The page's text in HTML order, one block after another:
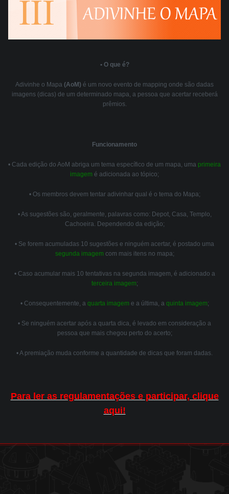
• O que é?
Adivinhe o Mapa (AoM) é um novo evento de mapping onde são dadas
imagens (dicas) de um determinado mapa, a pessoa que acertar receberá
prêmios.
Funcionamento
• Cada edição do AoM abriga um tema específico de um mapa, uma primeira
imagem é adicionada ao tópico;
• Os membros devem tentar adivinhar qual é o tema do Mapa;
• As sugestões são, geralmente, palavras como: Depot, Casa, Templo,
Cachoeira. Dependendo da edição;
• Se forem acumuladas 10 sugestões e ninguém acertar, é postado uma
segunda imagem com mais itens no mapa;
• Caso acumular mais 10 tentativas na segunda imagem, é adicionado a
terceira imagem;
• Consequentemente, a quarta imagem e a última, a quinta imagem;
• Se ninguém acertar após a quarta dica, é levado em consideração a
pessoa que mais chegou perto do acerto;
• A premiação muda conforme a quantidade de dicas que foram dadas.
Para ler as regulamentações e participar, clique
aqui!